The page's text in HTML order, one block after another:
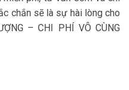
chắn sẽ là sự hài lòng cho
– CHI PHÍ VÔ CÙNG